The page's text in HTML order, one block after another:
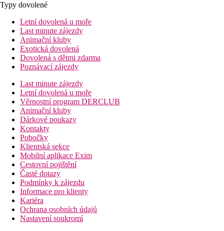
Typy dovolené
Letní dovolená u moře
Last minute zájezdy
Animační kluby
Exotická dovolená
Dovolená s dětmi zdarma
Poznávací zájezdy
Last minute zájezdy
Letní dovolená u moře
Věrnostní program DERCLUB
Animační kluby
Dárkové poukazy
Kontakty
Pobočky
Klientská sekce
Mobilní aplikace Exim
Cestovní pojištění
Časté dotazy
Podmínky k zájezdu
Informace pro klienty
Kariéra
Ochrana osobních údajů
Nastavení soukromí